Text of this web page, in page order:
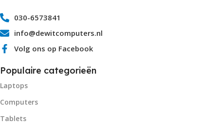
030-6573841
info@dewitcomputers.nl
Volg ons op Facebook
Populaire categorieën
Laptops
Computers
Tablets